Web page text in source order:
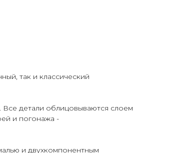
так и классический
Все детали облицовываются слоем
и погонажа -
и двухкомпонентным